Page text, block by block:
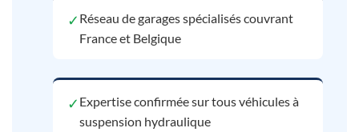
✓ Réseau de garages spécialisés couvrant
France et Belgique
✓ Expertise confirmée sur tous véhicules à
suspension hydraulique